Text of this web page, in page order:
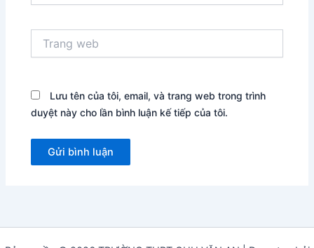
web
Lưu tên của tôi, email, và trang web trong trình
duyệt này cho lần bình luận kế tiếp của tôi.